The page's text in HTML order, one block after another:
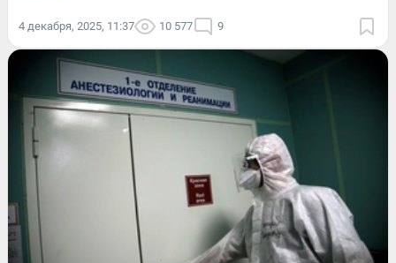
4 декабря, 2025, 11:37 10 577 9